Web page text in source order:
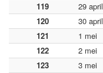
119
29 april
120
30 april
121
1 mei
122
2 mei
123
3 mei